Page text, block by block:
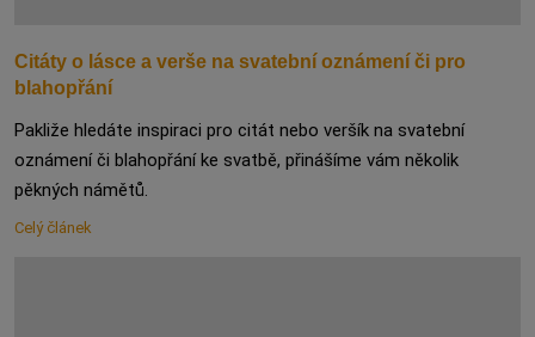
Citáty o lásce a verše na svatební oznámení či pro
blahopřání
Pakliže hledáte inspiraci pro citát nebo veršík na svatební
oznámení či blahopřání ke svatbě, přinášíme vám několik
pěkných námětů.
Celý článek